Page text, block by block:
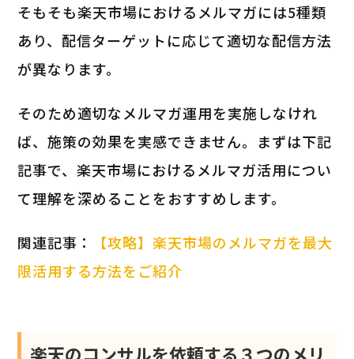
そもそも楽天市場におけるメルマガには5種類
あり、配信ターゲットに応じて適切な配信方法
が異なります。
そのため適切なメルマガ運用を実施しなけれ
ば、施策の効果を実感できません。まずは下記
記事で、楽天市場におけるメルマガ活用につい
て理解を深めることをおすすめします。
関連記事：
【攻略】楽天市場のメルマガを最大
限活用する方法をご紹介
楽天のコンサルを依頼する３つのメリ